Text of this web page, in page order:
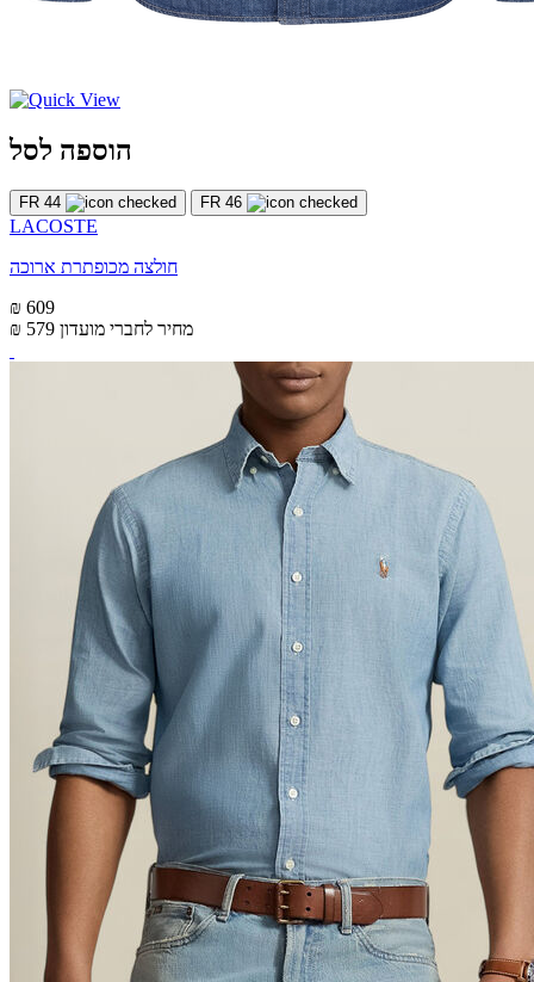
הוספה לסל
FR 44 FR 46
LACOSTE
חולצה מכופתרת ארוכה
₪ 609
₪ 579 מחיר לחברי מועדון